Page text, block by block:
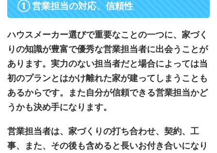
① 営業担当の対応、信頼性
ハウスメーカー選びで重要なことの一つに、家づく
りの知識が豊富で優秀な営業担当者に出会うことが
あります。実力のない担当者だと場合によっては当
初のプランとはかけ離れた家が建ってしまうことも
あるからです。また自分が信頼できる営業担当かど
うかも決め手になります。
営業担当者は、家づくりの打ち合わせ、契約、工
事、また、その後も含めると長いお付き合いになり